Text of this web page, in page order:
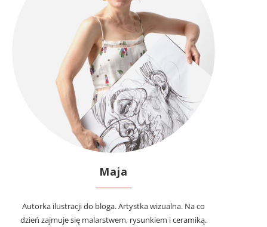
Maja
Autorka ilustracji do bloga. Artystka wizualna. Na co
dzień zajmuje się malarstwem, rysunkiem i ceramiką.